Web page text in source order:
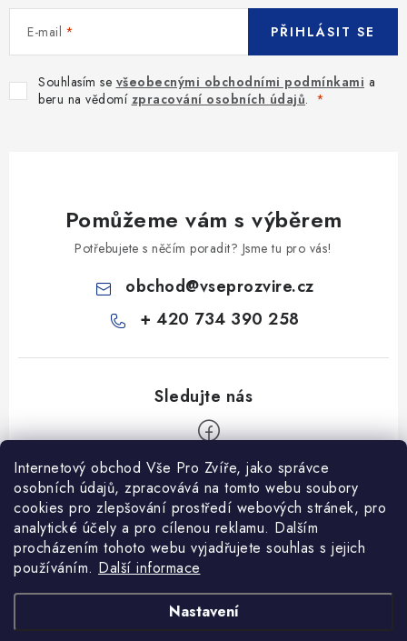
Internetový obchod Vše Pro Zvíře, jako správce
osobních údajů, zpracovává na tomto webu soubory
cookies pro zlepšování prostředí webových stránek, pro
analytické účely a pro cílenou reklamu. Dalším
procházením tohoto webu vyjadřujete souhlas s jejich
používáním. Další informace
Nastavení
E-mail
Souhlasím se všeobecnými obchodními podmínkami a
beru na vědomí zpracování osobních údajů.
PŘIHLÁSIT SE
Pomůžeme vám s výběrem
Potřebujete s něčím poradit? Jsme tu pro vás!
obchod@vseprozvire.cz
+ 420 734 390 258
Informace pro Vás
Ceník dopravy
Kontakty
Obchodní podmínky
Heuréka recenze